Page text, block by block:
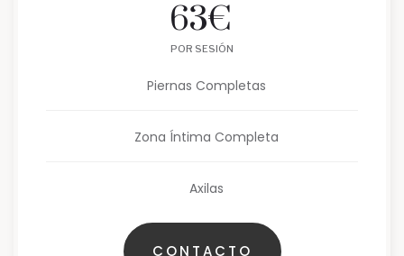
63€
POR SESIÓN
Piernas Completas
Zona Íntima Completa
Axilas
CONTACTO